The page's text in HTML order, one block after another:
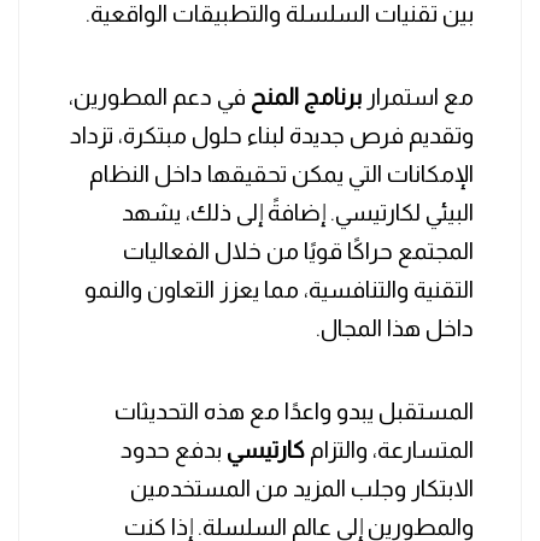
بين تقنيات السلسلة والتطبيقات الواقعية.
مع استمرار برنامج المنح في دعم المطورين،
وتقديم فرص جديدة لبناء حلول مبتكرة، تزداد
الإمكانات التي يمكن تحقيقها داخل النظام
البيئي لكارتيسي. إضافةً إلى ذلك، يشهد
المجتمع حراكًا قويًا من خلال الفعاليات
التقنية والتنافسية، مما يعزز التعاون والنمو
داخل هذا المجال.
المستقبل يبدو واعدًا مع هذه التحديثات
المتسارعة، والتزام كارتيسي بدفع حدود
الابتكار وجلب المزيد من المستخدمين
والمطورين إلى عالم السلسلة. إذا كنت